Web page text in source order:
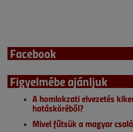
Facebook
Figyelmébe ajánljuk
A homlokzati elvezetés
hatásköréből?
Mivel fűtsük a magyar